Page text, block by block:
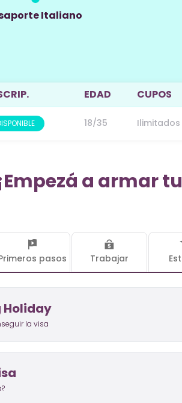
Italiano
EDAD CUPOS
18/35 Ilimitados
a armar
pasos Trabajar
Holiday
la visa